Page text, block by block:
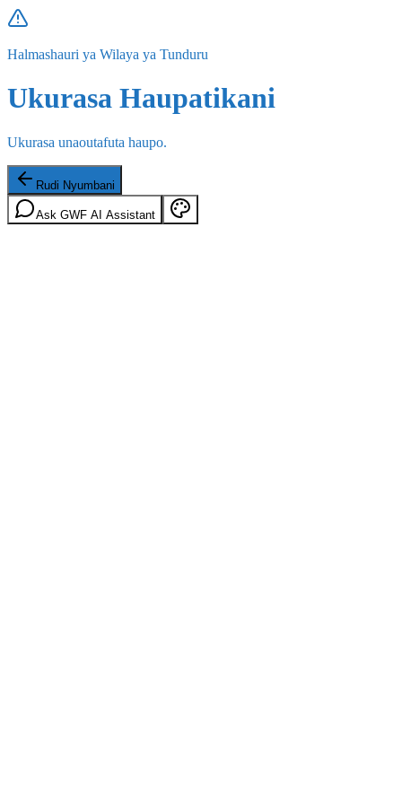
Halmashauri ya Wilaya ya Tunduru
Ukurasa Haupatikani
Ukurasa unaoutafuta haupo.
Rudi Nyumbani
Ask GWF AI Assistant